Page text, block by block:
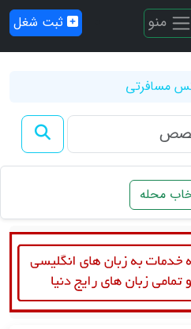
منو ثبت شغل
مسافرتی
محله